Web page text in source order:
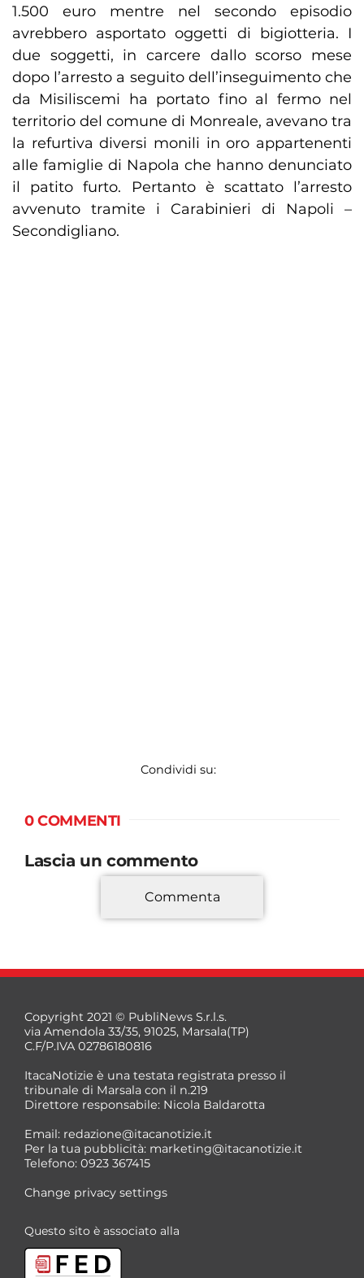
1.500 euro mentre nel secondo episodio
avrebbero asportato oggetti di bigiotteria. I
due soggetti, in carcere dallo scorso mese
dopo l’arresto a seguito dell’inseguimento che
da Misiliscemi ha portato fino al fermo nel
territorio del comune di Monreale, avevano tra
la refurtiva diversi monili in oro appartenenti
alle famiglie di Napola che hanno denunciato
il patito furto. Pertanto è scattato l’arresto
avvenuto tramite i Carabinieri di Napoli –
Secondigliano.
Condividi su:
0 COMMENTI
Lascia un commento
*
*
Commenta
Copyright 2021 © PubliNews S.r.l.s.
via Amendola 33/35, 91025, Marsala(TP)
C.F/P.IVA 02786180816
ItacaNotizie è una testata registrata presso il
tribunale di Marsala con il n.219
Direttore responsabile: Nicola Baldarotta
Email: redazione@itacanotizie.it
Per la tua pubblicità: marketing@itacanotizie.it
Telefono: 0923 367415
Change privacy settings
Questo sito è associato alla